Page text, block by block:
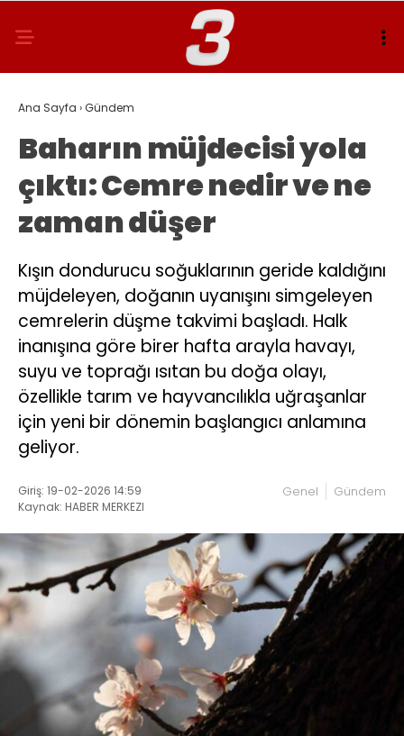
Ana Sayfa ›Gündem
Baharın müjdecisi yola
çıktı: Cemre nedir ve ne
zaman düşer
Kışın dondurucu soğuklarının geride kaldığını
müjdeleyen, doğanın uyanışını simgeleyen
cemrelerin düşme takvimi başladı. Halk
inanışına göre birer hafta arayla havayı,
suyu ve toprağı ısıtan bu doğa olayı,
özellikle tarım ve hayvancılıkla uğraşanlar
için yeni bir dönemin başlangıcı anlamına
geliyor.
Giriş: 19-02-2026 14:59
Kaynak: HABER MERKEZI
Genel Gündem